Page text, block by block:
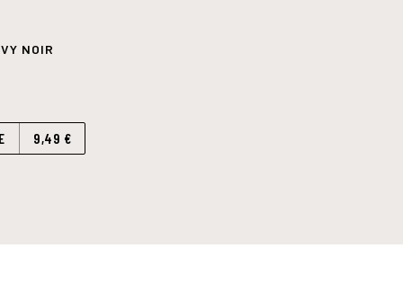
NOIR
9,49 €